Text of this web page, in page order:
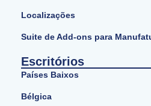
Localizações
Suite de Add-ons para
Escritórios
Países Baixos
Bélgica